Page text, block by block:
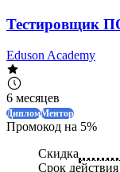
Тестировщик
Eduson Academy
6 месяцев
ДипломМентор
Промокод на 5%
Скидка
Срок действия